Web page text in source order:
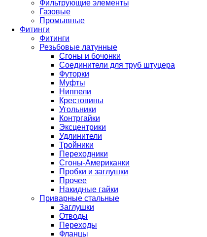
Фильтрующие элементы
Газовые
Промывные
Фитинги
Фитинги
Резьбовые латунные
Сгоны и бочонки
Соединители для труб штуцера
Футорки
Муфты
Ниппели
Крестовины
Угольники
Контргайки
Эксцентрики
Удлинители
Тройники
Переходники
Сгоны-Американки
Пробки и заглушки
Прочее
Накидные гайки
Приварные стальные
Заглушки
Отводы
Переходы
Фланцы